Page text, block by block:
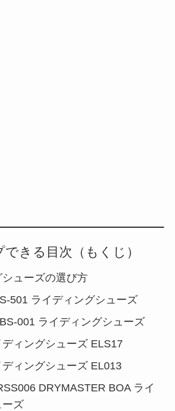
できる目次（もくじ）
ューズの選び方
501 ライディングシューズ
001 ライディングシューズ
ィングシューズ ELS17
ィングシューズ EL013
DRYMASTER BOA ライ
ーズ